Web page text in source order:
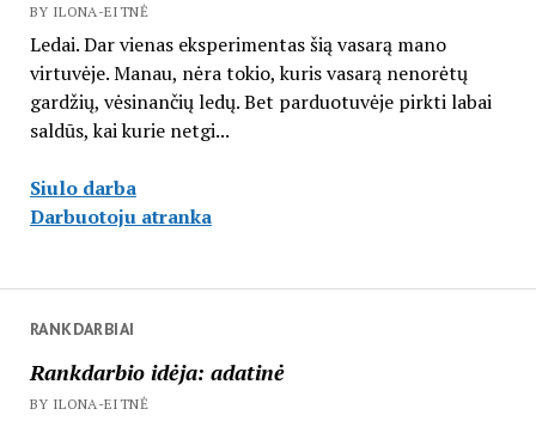
BY ILONA-EITNĖ
Ledai. Dar vienas eksperimentas šią vasarą mano
virtuvėje. Manau, nėra tokio, kuris vasarą nenorėtų
gardžių, vėsinančių ledų. Bet parduotuvėje pirkti labai
saldūs, kai kurie netgi...
Siulo darba
Darbuotoju atranka
RANKDARBIAI
Rankdarbio idėja: adatinė
BY ILONA-EITNĖ